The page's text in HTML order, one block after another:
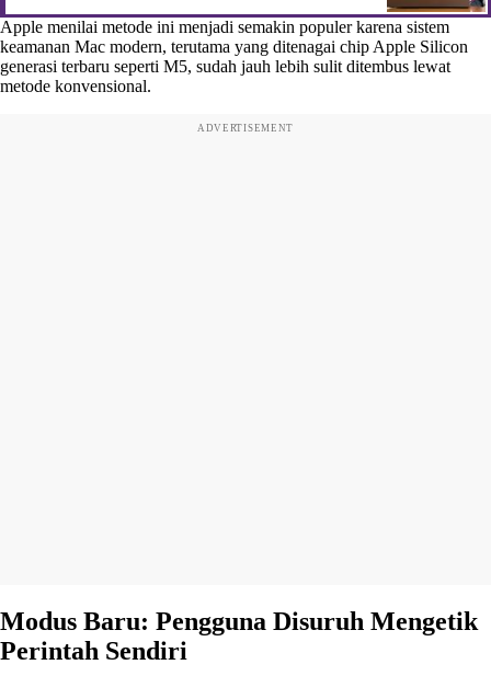
Apple menilai metode ini menjadi semakin populer karena sistem
keamanan Mac modern, terutama yang ditenagai chip Apple Silicon
generasi terbaru seperti M5, sudah jauh lebih sulit ditembus lewat
metode konvensional.
ADVERTISEMENT
Modus Baru: Pengguna Disuruh Mengetik
Perintah Sendiri